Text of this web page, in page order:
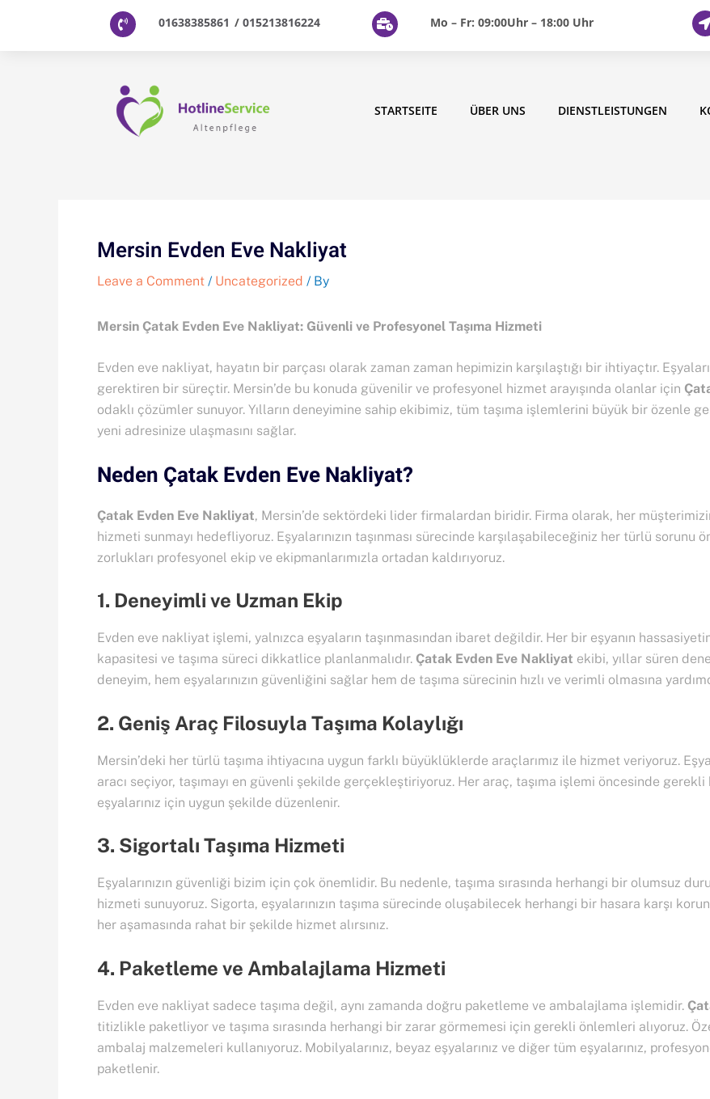
01638385861 / 015213816224 Mo – Fr: 09:00Uhr – 18:00 Uhr
STARTSEITE ÜBER UNS DIENSTLEISTUNGEN
Mersin Evden Eve Nakliyat
Leave a Comment / Uncategorized / By
Mersin Çatak Evden Eve Nakliyat: Güvenli ve Profesyonel Taşıma Hizmeti
Evden eve nakliyat, hayatın bir parçası olarak zaman zaman hepimizin karşılaştığı bir ihtiyaçtır.
gerektiren bir süreçtir. Mersin’de bu konuda güvenilir ve profesyonel hizmet arayışında olanlar için
odaklı çözümler sunuyor. Yılların deneyimine sahip ekibimiz, tüm taşıma işlemlerini büyük bir özenle
yeni adresinize ulaşmasını sağlar.
Neden Çatak Evden Eve Nakliyat?
Çatak Evden Eve Nakliyat, Mersin’de sektördeki lider firmalardan biridir. Firma olarak, her
hizmeti sunmayı hedefliyoruz. Eşyalarınızın taşınması sürecinde karşılaşabileceğiniz her türlü sorunu
zorlukları profesyonel ekip ve ekipmanlarımızla ortadan kaldırıyoruz.
1. Deneyimli ve Uzman Ekip
Evden eve nakliyat işlemi, yalnızca eşyaların taşınmasından ibaret değildir. Her bir eşyanın
kapasitesi ve taşıma süreci dikkatlice planlanmalıdır. Çatak Evden Eve Nakliyat ekibi, yıllar süren
deneyim, hem eşyalarınızın güvenliğini sağlar hem de taşıma sürecinin hızlı ve verimli olmasına
2. Geniş Araç Filosuyla Taşıma Kolaylığı
Mersin’deki her türlü taşıma ihtiyacına uygun farklı büyüklüklerde araçlarımız ile hizmet veriyoruz.
aracı seçiyor, taşımayı en güvenli şekilde gerçekleştiriyoruz. Her araç, taşıma işlemi öncesinde
eşyalarınız için uygun şekilde düzenlenir.
3. Sigortalı Taşıma Hizmeti
Eşyalarınızın güvenliği bizim için çok önemlidir. Bu nedenle, taşıma sırasında herhangi bir olumsuz
hizmeti sunuyoruz. Sigorta, eşyalarınızın taşıma sürecinde oluşabilecek herhangi bir hasara karşı
her aşamasında rahat bir şekilde hizmet alırsınız.
4. Paketleme ve Ambalajlama Hizmeti
Evden eve nakliyat sadece taşıma değil, aynı zamanda doğru paketleme ve ambalajlama işlemidir.
titizlikle paketliyor ve taşıma sırasında herhangi bir zarar görmemesi için gerekli önlemleri alıyoruz.
ambalaj malzemeleri kullanıyoruz. Mobilyalarınız, beyaz eşyalarınız ve diğer tüm eşyalarınız,
paketlenir.